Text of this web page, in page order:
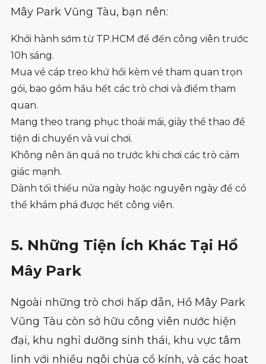
Mây Park Vũng Tàu, bạn nên:
Khởi hành sớm từ TP.HCM để đến công viên trước
10h sáng.
Mua vé cáp treo khứ hồi kèm vé tham quan trọn
gói, bao gồm hầu hết các trò chơi và điểm tham
quan.
Mang theo trang phục thoải mái, giày thể thao để
tiện di chuyển và vui chơi.
Không nên ăn quá no trước khi chơi các trò cảm
giác mạnh.
Dành tối thiểu nửa ngày hoặc nguyên ngày để có
thể khám phá được hết công viên.
5. Những Tiện Ích Khác Tại Hồ
Mây Park
Ngoài những trò chơi hấp dẫn, Hồ Mây Park
Vũng Tàu còn sở hữu công viên nước hiện
đại, khu nghỉ dưỡng sinh thái, khu vực tâm
linh với nhiều ngôi chùa cổ kính, và các hoạt